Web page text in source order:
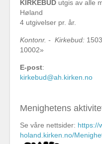
KIRKEBUD utgis av alle
Høland
4 utgivelser pr. år.
Kontonr. - Kirkebud:
10002»
E-post:
kirkebud@ah.kirken.no
Menighetens
Se våre nettsider: https://
holand.kirken.no/